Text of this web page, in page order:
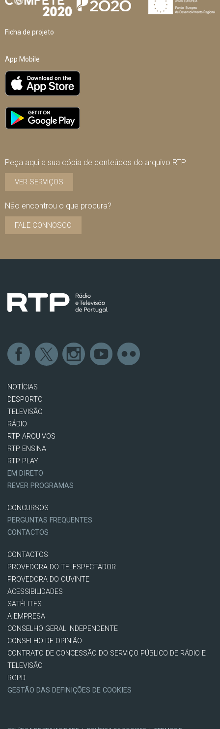
Ficha de projeto
App Mobile
Peça aqui a sua cópia de conteúdos do arquivo RTP
VER SERVIÇOS
Não encontrou o que procura?
FALE CONNOSCO
NOTÍCIAS
DESPORTO
TELEVISÃO
RÁDIO
RTP ARQUIVOS
RTP ENSINA
RTP PLAY
EM DIRETO
REVER PROGRAMAS
CONCURSOS
PERGUNTAS FREQUENTES
CONTACTOS
CONTACTOS
PROVEDORA DO TELESPECTADOR
PROVEDORA DO OUVINTE
ACESSIBILIDADES
SATÉLITES
A EMPRESA
CONSELHO GERAL INDEPENDENTE
CONSELHO DE OPINIÃO
CONTRATO DE CONCESSÃO DO SERVIÇO PÚBLICO DE RÁDIO E
TELEVISÃO
RGPD
GESTÃO DAS DEFINIÇÕES DE COOKIES